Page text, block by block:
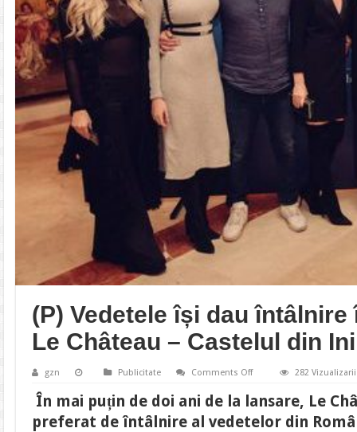
(P) Vedetele își dau
Le Château – Castelul din
gzn Publicitate Comments Offon
își
întâlnire
282 Vizualizarii
În mai puțin de doi ani de la lansare, Le
preferat de întâlnire al vedetelor din